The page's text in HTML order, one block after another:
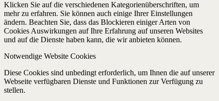
Klicken Sie auf die verschiedenen Kategorienüberschriften, um
mehr zu erfahren. Sie können auch einige Ihrer Einstellungen
ändern. Beachten Sie, dass das Blockieren einiger Arten von
Cookies Auswirkungen auf Ihre Erfahrung auf unseren Websites
und auf die Dienste haben kann, die wir anbieten können.
Notwendige Website Cookies
Diese Cookies sind unbedingt erforderlich, um Ihnen die auf unserer
Webseite verfügbaren Dienste und Funktionen zur Verfügung zu
stellen.